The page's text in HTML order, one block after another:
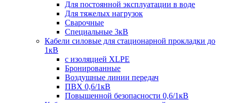
Для постоянной эксплуатации в воде
Для тяжелых нагрузок
Сварочные
Специальные 3кВ
Кабели силовые для стационарной прокладки до
1кВ
c изоляцией XLPE
Бронированные
Воздушные линии передач
ПВХ 0,6/1кВ
Повышенной безопасности 0,6/1кВ